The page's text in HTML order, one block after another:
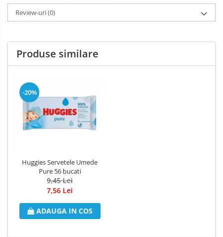
Igienol Dezinfectant
Produse Curatenie Baie
Sanytol Dezinfectant
Hartie Igienica
Prosoape De Hartie Si Servetele
Prosoape de Hartie
Odorizant Camera Profesional
Odorizant Camera Electric
Odorizant Camera cu Betisoare
Odorizant Camera Electric
Odorizant Camera Ambi Pur
Rezerva Odorizant Camera
Rezerva Odorizant Camera Glade
Review-uri(0)
Produse similare
-20%
Huggies Servetele Umede
Pure 56 bucati
9,45 Lei
7,56 Lei
ADAUGA IN COS